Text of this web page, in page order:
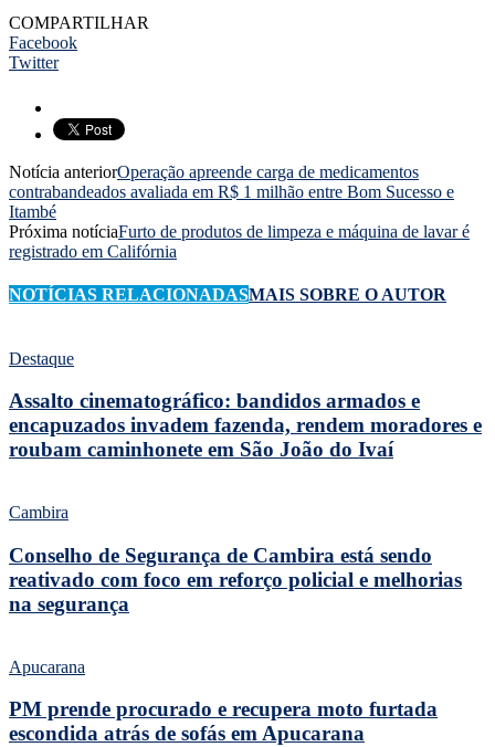
COMPARTILHAR
Facebook
Twitter
Notícia anteriorOperação apreende carga de medicamentos
contrabandeados avaliada em R$ 1 milhão entre Bom Sucesso e
Itambé
Próxima notíciaFurto de produtos de limpeza e máquina de lavar é
registrado em Califórnia
NOTÍCIAS RELACIONADASMAIS SOBRE O AUTOR
Destaque
Assalto cinematográfico: bandidos armados e
encapuzados invadem fazenda, rendem moradores e
roubam caminhonete em São João do Ivaí
Cambira
Conselho de Segurança de Cambira está sendo
reativado com foco em reforço policial e melhorias
na segurança
Apucarana
PM prende procurado e recupera moto furtada
escondida atrás de sofás em Apucarana